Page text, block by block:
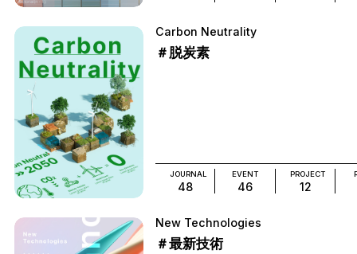
Carbon Neutrality
＃脱炭素
JOURNAL
48
EVENT
46
PROJECT
12
New Technologies
＃最新技術